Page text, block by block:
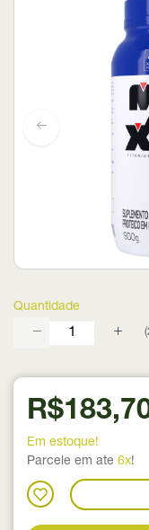
Quantidade
(
Em estoque!
Parcele em ate 6x!